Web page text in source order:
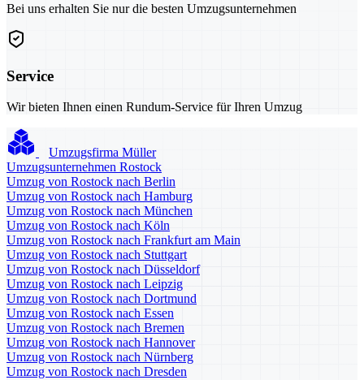
Bei uns erhalten Sie nur die besten Umzugsunternehmen
Service
Wir bieten Ihnen einen Rundum-Service für Ihren Umzug
Umzugsfirma Müller
Umzugsunternehmen Rostock
Umzug von Rostock nach Berlin
Umzug von Rostock nach Hamburg
Umzug von Rostock nach München
Umzug von Rostock nach Köln
Umzug von Rostock nach Frankfurt am Main
Umzug von Rostock nach Stuttgart
Umzug von Rostock nach Düsseldorf
Umzug von Rostock nach Leipzig
Umzug von Rostock nach Dortmund
Umzug von Rostock nach Essen
Umzug von Rostock nach Bremen
Umzug von Rostock nach Hannover
Umzug von Rostock nach Nürnberg
Umzug von Rostock nach Dresden